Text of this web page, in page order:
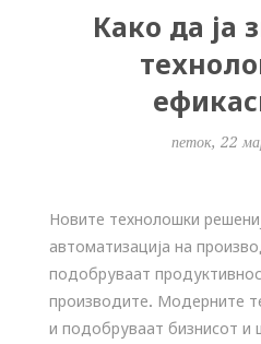
Како да ја
петок, 22
Новите технолошки
автоматизација на
подобруваат
производите. Модерните
и подобруваат бизнисот и